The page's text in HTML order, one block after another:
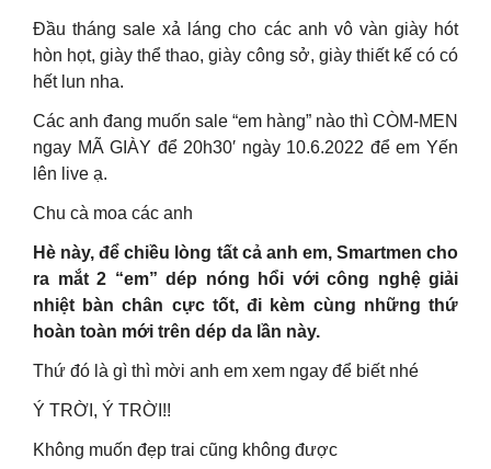
Đầu tháng sale xả láng cho các anh vô vàn giày hót
hòn họt, giày thể thao, giày công sở, giày thiết kế có có
hết lun nha.
Các anh đang muốn sale “em hàng” nào thì CÒM-MEN
ngay MÃ GIÀY để 20h30′ ngày 10.6.2022 để em Yến
lên live ạ.
Chu cà moa các anh
Hè này, để chiều lòng tất cả anh em, Smartmen cho
ra mắt 2 “em” dép nóng hổi với công nghệ giải
nhiệt bàn chân cực tốt, đi kèm cùng những thứ
hoàn toàn mới trên dép da lần này.
Thứ đó là gì thì mời anh em xem ngay để biết nhé
Ý TRỜI, Ý TRỜI!!
Không muốn đẹp trai cũng không được